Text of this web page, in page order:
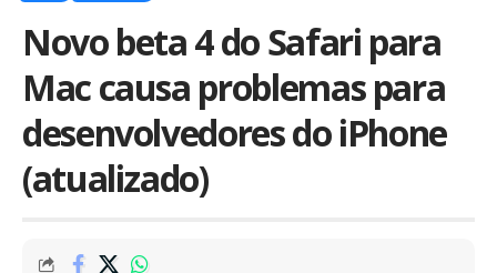
Novo beta 4 do Safari para
Mac causa problemas para
desenvolvedores do iPhone
(atualizado)